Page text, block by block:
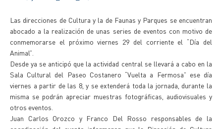
Las direcciones de Cultura y la de Faunas y Parques se encuentran
abocado a la realización de unas series de eventos con motivo de
conmemorarse el próximo viernes 29 del corriente el “Día del
Animal”.
Desde ya se anticipó que la actividad central se llevará a cabo en la
Sala Cultural del Paseo Costanero “Vuelta a Fermosa” ese día
viernes a partir de las 8, y se extenderá toda la jornada, durante la
misma se podrán apreciar muestras fotográficas, audiovisuales y
otros eventos.
Juan Carlos Orozco y Franco Del Rosso responsables de la